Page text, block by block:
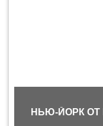
НЬЮ-ЙОРК ОТ